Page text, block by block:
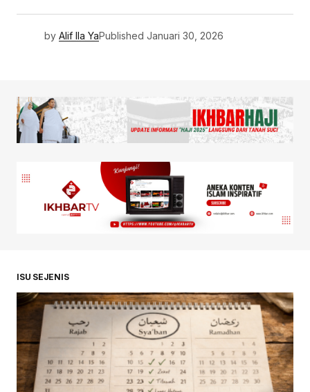
by Alif Ila YaPublished Januari 30, 2026
ISU SEJENIS